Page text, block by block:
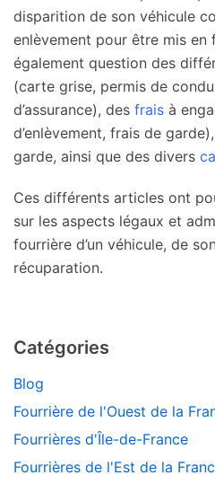
disparition de son véhicule
enlèvement pour être mis en
également question des
(carte grise, permis de
d’assurance), des frais à
d’enlèvement, frais de
garde, ainsi que des divers
Ces différents articles ont
sur les aspects légaux et
fourrière d’un véhicule, de
récuparation.
Catégories
Blog
Fourrière de l'Ouest de la
Fourrières d'Île-de-France
Fourrières de l'Est de la